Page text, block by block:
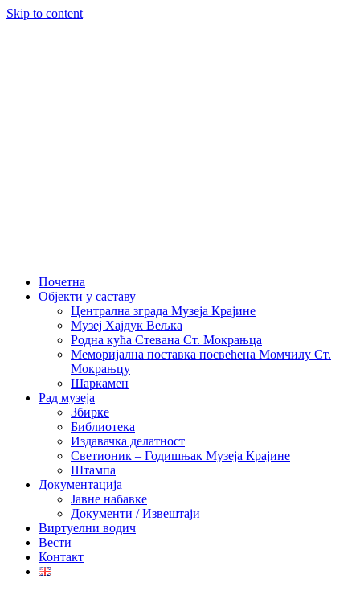
Skip to content
Почетна
Објекти у саставу
Централна зграда Музеја Крајине
Музеј Хајдук Вељка
Родна кућа Стевана Ст. Мокрањца
Меморијална поставка посвећена Момчилу Ст.
Мокрањцу
Шаркамен
Рад музеја
Збирке
Библиотека
Издавачка делатност
Светионик – Годишњак Музеја Крајине
Штампа
Документација
Јавне набавке
Документи / Извештаји
Виртуелни водич
Вести
Контакт